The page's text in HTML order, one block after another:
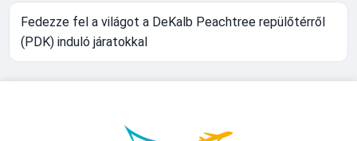
Fedezze fel a világot a DeKalb Peachtree repülőtérről
(PDK) induló járatokkal